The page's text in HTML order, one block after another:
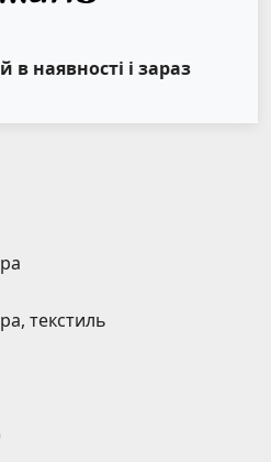
в наявності і зараз
текстиль